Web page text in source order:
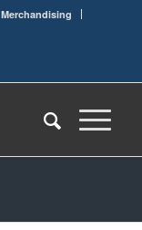
Merchandising